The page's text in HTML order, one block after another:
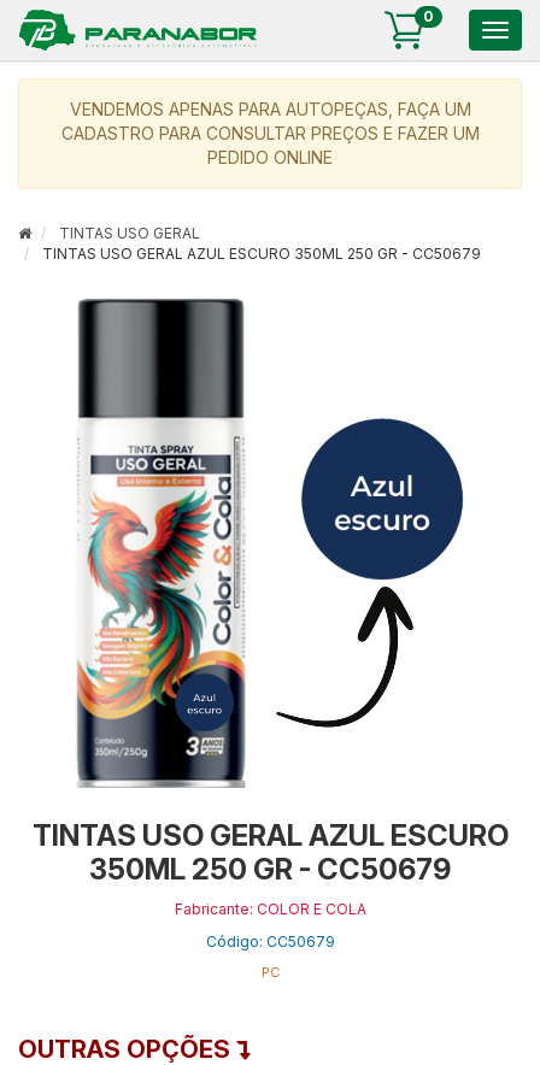
0
VENDEMOS APENAS PARA AUTOPEÇAS, FAÇA UM
CADASTRO PARA CONSULTAR PREÇOS E FAZER UM
PEDIDO ONLINE
TINTAS USO GERAL
TINTAS USO GERAL AZUL ESCURO 350ML 250 GR - CC50679
TINTAS USO GERAL AZUL ESCURO
350ML 250 GR - CC50679
Fabricante: COLOR E COLA
Código: CC50679
PC
OUTRAS OPÇÕES